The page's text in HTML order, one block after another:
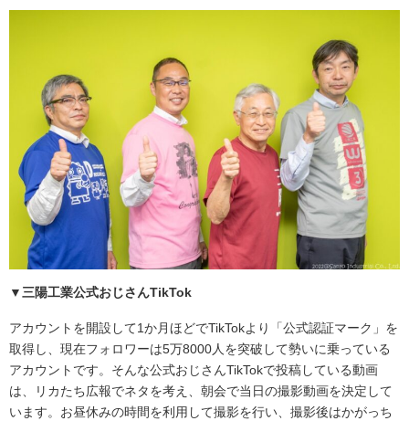
▼三陽工業公式おじさんTikTok
アカウントを開設して1か月ほどでTikTokより「公式認証マーク」を
取得し、現在フォロワーは5万8000人を突破して勢いに乗っている
アカウントです。そんな公式おじさんTikTokで投稿している動画
は、リカたち広報でネタを考え、朝会で当日の撮影動画を決定して
います。お昼休みの時間を利用して撮影を行い、撮影後はかがっち